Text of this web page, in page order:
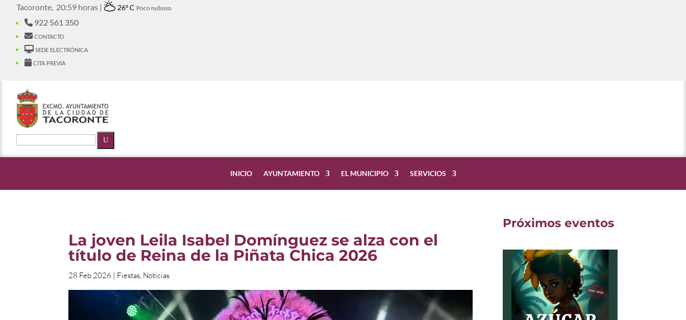
Tacoronte, 20:59 horas | 26º C Poco nuboso
922 561 350
contacto
sede electrónica
cita previa
U
INICIO AYUNTAMIENTO EL MUNICIPIO SERVICIOS
La joven Leila Isabel Domínguez se alza con el
título de Reina de la Piñata Chica 2026
28 Feb 2026 | Fiestas Noticias
Próximos eventos